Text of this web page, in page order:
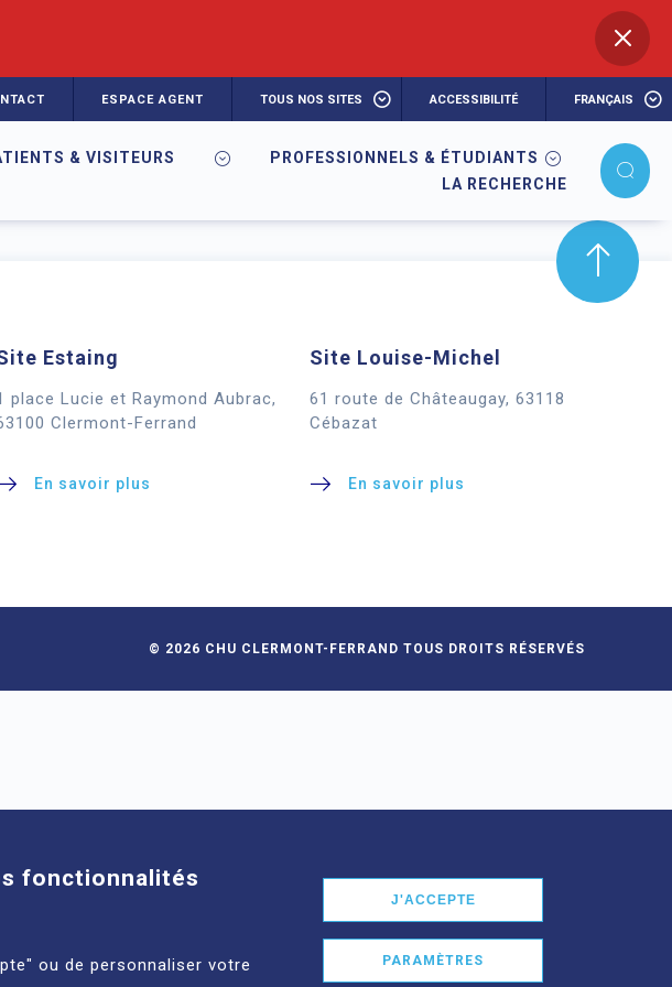
ESPACE AGENT TOUS NOS SITES ACCESSIBILITÉ FRANÇAIS
& VISITEURS
PROFESSIONNELS & ÉTUDIANTS
LA RECHERCHE
Estaing
place Lucie et Raymond Aubrac,
Clermont-Ferrand
En savoir plus
Site Louise-Michel
61 route de Châteaugay, 63118
Cébazat
En savoir plus
© 2026 CHU CLERMONT-FERRAND TOUS DROITS RÉSERVÉS
fonctionnalités
ou de personnaliser votre
J'ACCEPTE
PARAMÈTRES